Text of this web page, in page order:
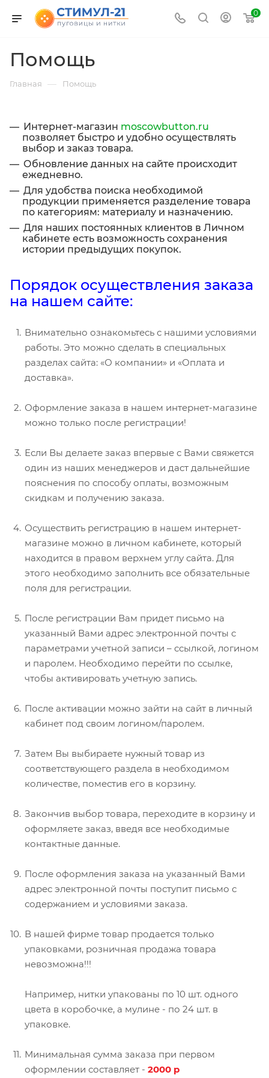
0
Помощь
Главная — Помощь
Интернет-магазин moscowbutton.ru
позволяет быстро и удобно осуществлять
выбор и заказ товара.
Обновление данных на сайте происходит
ежедневно.
Для удобства поиска необходимой
продукции применяется разделение товара
по категориям: материалу и назначению.
Для наших постоянных клиентов в Личном
кабинете есть возможность сохранения
истории предыдущих покупок.
Порядок осуществления заказа
на нашем сайте:
Внимательно ознакомьтесь с нашими условиями
работы. Это можно сделать в специальных
разделах сайта: «О компании» и «Оплата и
доставка».
Оформление заказа в нашем интернет-магазине
можно только после регистрации!
Если Вы делаете заказ впервые с Вами свяжется
один из наших менеджеров и даст дальнейшие
пояснения по способу оплаты, возможным
скидкам и получению заказа.
Осуществить регистрацию в нашем интернет-
магазине можно в личном кабинете, который
находится в правом верхнем углу сайта. Для
этого необходимо заполнить все обязательные
поля для регистрации.
После регистрации Вам придет письмо на
указанный Вами адрес электронной почты с
параметрами учетной записи – ссылкой, логином
и паролем. Необходимо перейти по ссылке,
чтобы активировать учетную запись.
После активации можно зайти на сайт в личный
кабинет под своим логином/паролем.
Затем Вы выбираете нужный товар из
соответствующего раздела в необходимом
количестве, поместив его в корзину.
Закончив выбор товара, переходите в корзину и
оформляете заказ, введя все необходимые
контактные данные.
После оформления заказа на указанный Вами
адрес электронной почты поступит письмо с
содержанием и условиями заказа.
В нашей фирме товар продается только
упаковками, розничная продажа товара
невозможна!!!
Например, нитки упакованы по 10 шт. одного
цвета в коробочке, а мулине - по 24 шт. в
упаковке.
Минимальная сумма заказа при первом
оформлении составляет - 2000 р